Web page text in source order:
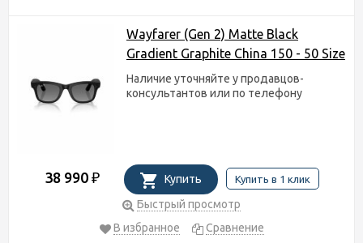
Wayfarer (Gen 2) Matte Black
Gradient Graphite China 150 - 50 Size
Наличие уточняйте у продавцов-
консультантов или по телефону
38 990 ₽ Купить Купить в 1 клик
Быстрый просмотр
В избранное
Сравнение